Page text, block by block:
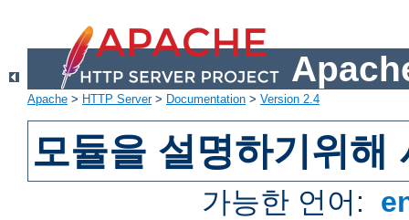
Apache > HTTP Server> Documentation > Version 2.4
모듈을 설명하기위해
가능한 언어: